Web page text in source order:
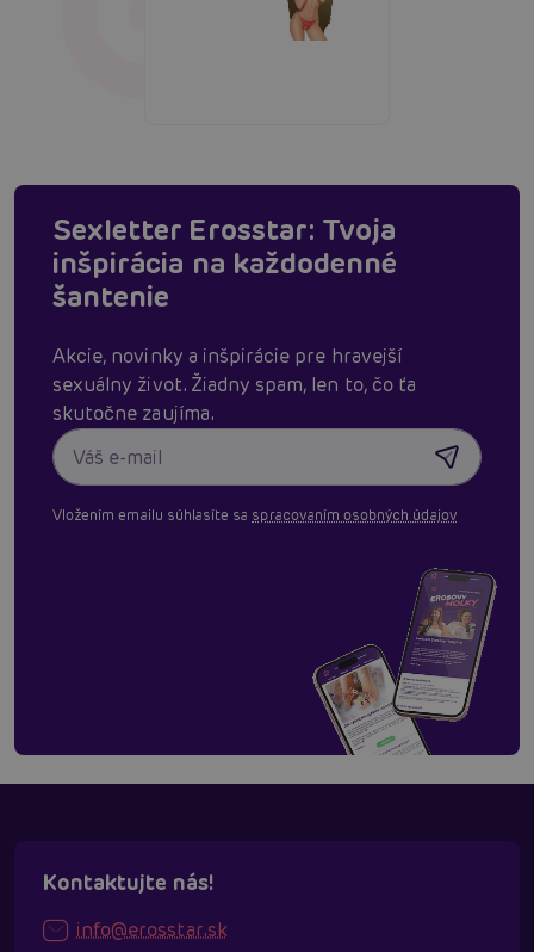
Sexletter Erosstar: Tvoja
inšpirácia na každodenné
šantenie
Akcie, novinky a inšpirácie pre hravejší
sexuálny život. Žiadny spam, len to, čo ťa
skutočne zaujíma.
Vložením emailu súhlasíte sa spracovaním osobných údajov
Kontaktujte nás!
info@erosstar.sk